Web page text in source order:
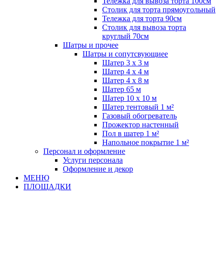
Столик для торта прямоугольный
Тележка для торта 90см
Столик для вывоза торта
круглый 70см
Шатры и прочее
Шатры и сопутсвующиее
Шатер 3 х 3 м
Шатер 4 х 4 м
Шатер 4 х 8 м
Шатер 65 м
Шатер 10 х 10 м
Шатер тентовый 1 м²
Газовый обогреватель
Прожектор настенный
Пол в шатер 1 м²
Напольное покрытие 1 м²
Персонал и оформление
Услуги персонала
Оформление и декор
МЕНЮ
ПЛОЩАДКИ